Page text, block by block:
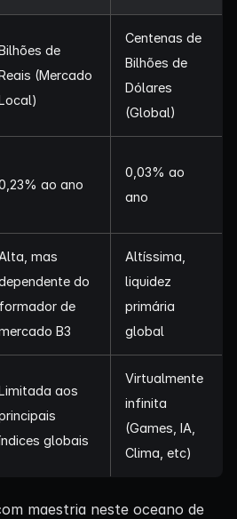
de
(Mercado
Centenas de
Bilhões de
Dólares
(Global)
ao ano
0,03% ao
ano
mas
do
formador de
B3
Altíssima,
liquidez
primária
global
aos
globais
Virtualmente
infinita
(Games, IA,
Clima, etc)
maestria neste oceano de